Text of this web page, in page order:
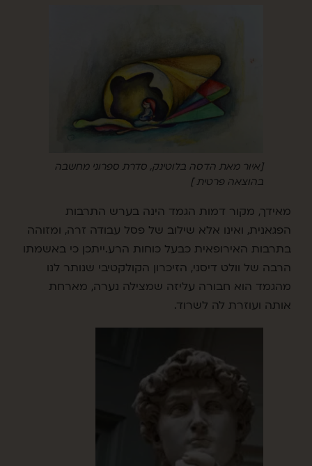
[איור מאת הדסה בלוטינק, סדרת ספרוני מחשבה
בהוצאה פרטית ]
מאידך, מקור דמות הגמד הינה בערש התרבות
הפגאנית, ואינו אלא שילוב של פסל עבודה זרה, ומזוהה
בתרבות האירופאית כבעל כוחות הרע.ייתכן כי באשמתו
הרבה של וולט דיסני, הזיכרון הקולקטיבי שנותר לנו
מהגמד הוא חבורה עליזה שמצילה נערה, מארחת
אותה ועוזרת לה לשרוד.